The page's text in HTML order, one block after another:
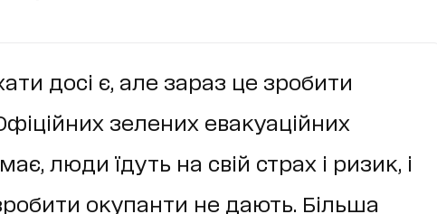
досі є, але зараз це зробити
зелених евакуаційних
люди їдуть на свій страх і ризик, і
окупанти не дають. Більша